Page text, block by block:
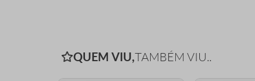
QUEM VIU,TAMBÉM VIU..